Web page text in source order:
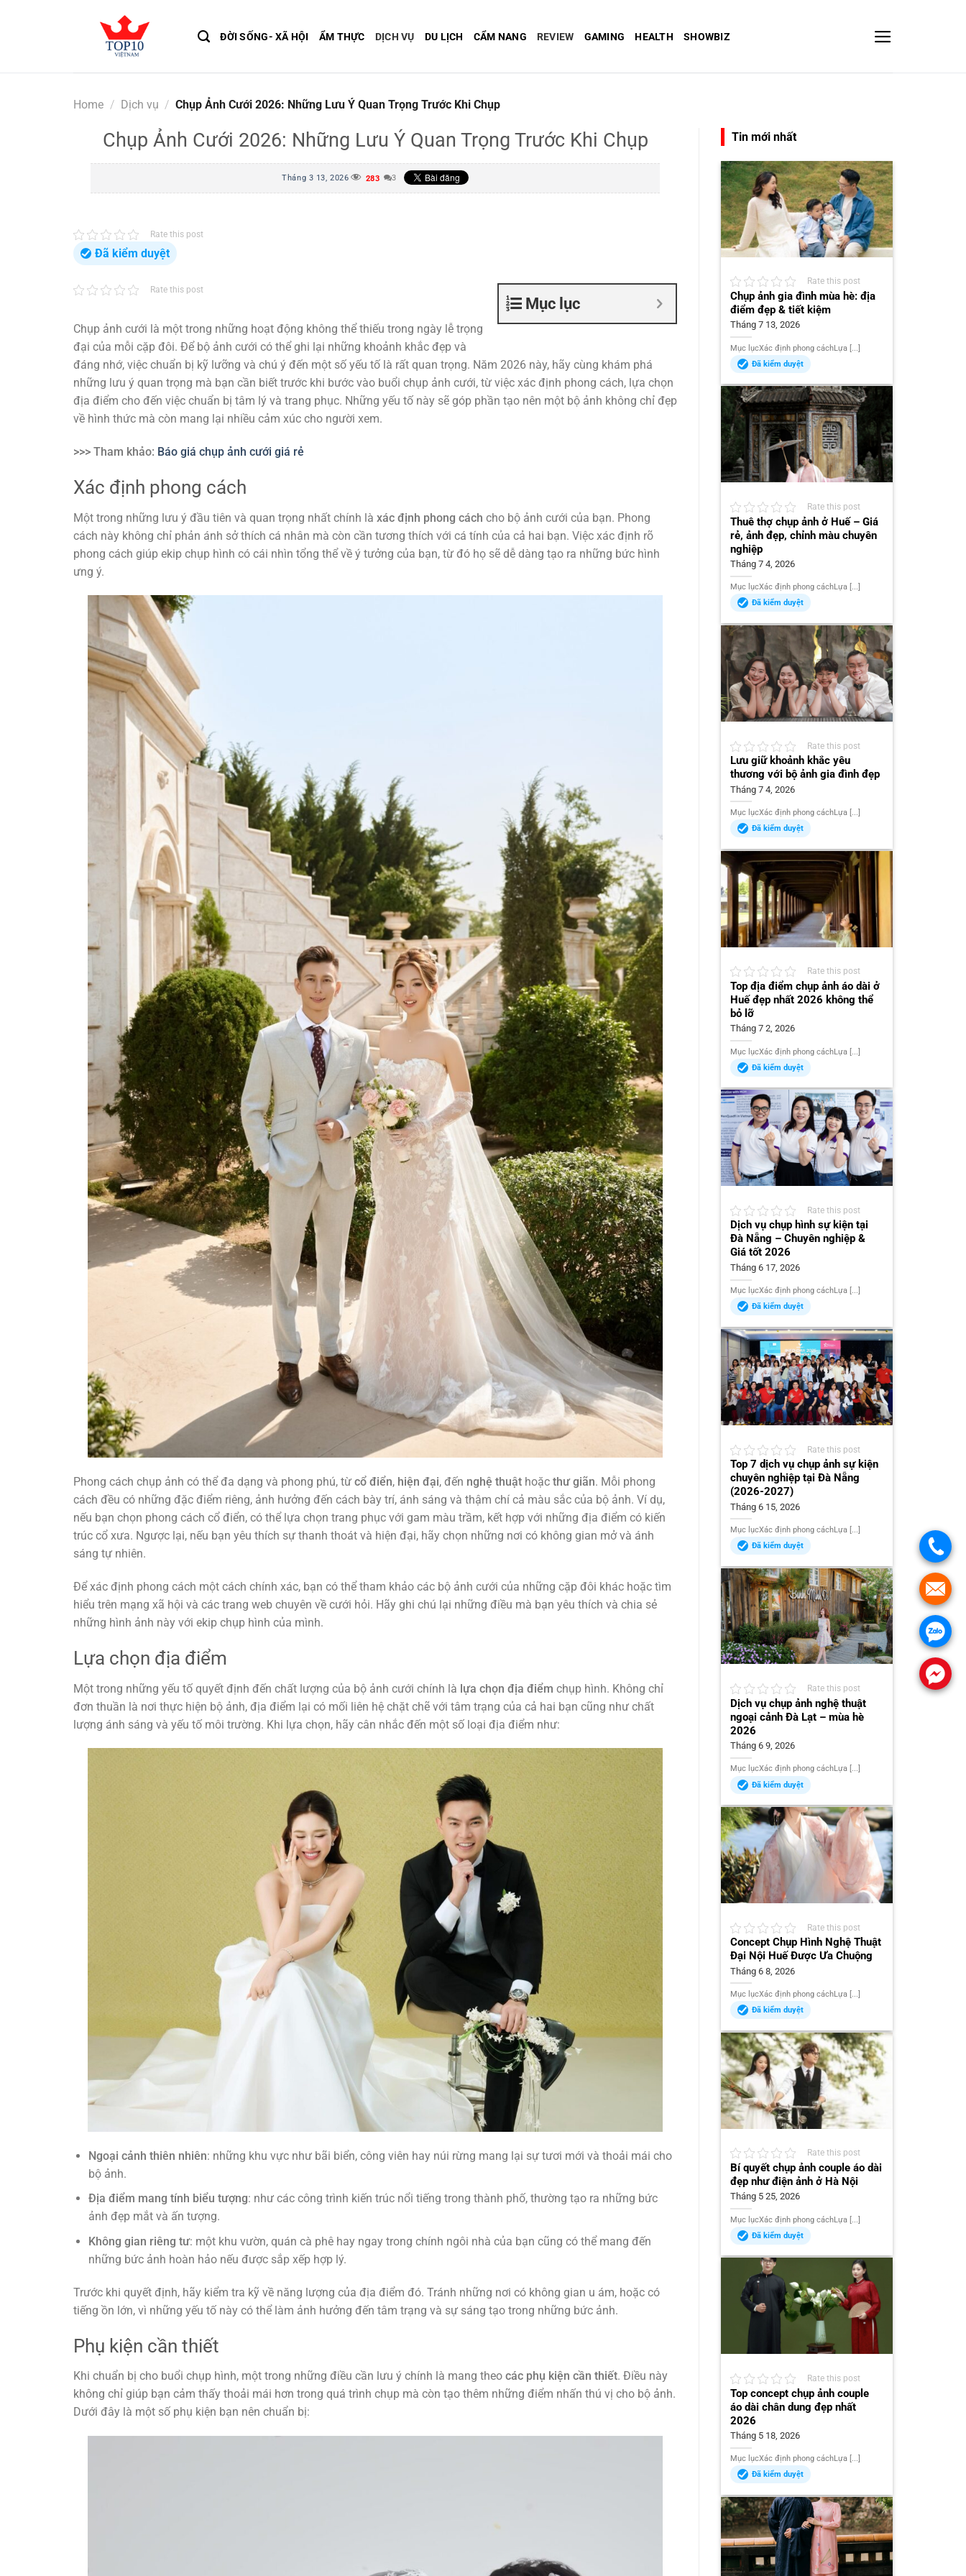
ĐỜI SỐNG- XÃ HỘI ẨM THỰC DỊCH VỤ DU LỊCH CẨM NANG REVIEW GAMING HEALTH SHOWBIZ
Home / Dịch vụ / Chụp Ảnh Cưới 2026: Những Lưu Ý Quan Trọng Trước Khi Chụp
Chụp Ảnh Cưới 2026: Những Lưu Ý Quan Trọng Trước Khi Chụp
Tháng 3 13, 2026 283 3
Rate this post
Đã kiểm duyệt
Mục lục
Rate this post
Chụp ảnh cưới là một trong những hoạt động không thể thiếu trong ngày lễ trọng
đại của mỗi cặp đôi. Để bộ ảnh cưới có thể ghi lại những khoảnh khắc đẹp và
đáng nhớ, việc chuẩn bị kỹ lưỡng và chú ý đến một số yếu tố là rất quan trọng. Năm 2026 này, hãy cùng khám phá
những lưu ý quan trọng mà bạn cần biết trước khi bước vào buổi chụp ảnh cưới, từ việc xác định phong cách, lựa chọn
địa điểm cho đến việc chuẩn bị tâm lý và trang phục. Những yếu tố này sẽ góp phần tạo nên một bộ ảnh không chỉ đẹp
về hình thức mà còn mang lại nhiều cảm xúc cho người xem.
>>> Tham khảo: Báo giá chụp ảnh cưới giá rẻ
Xác định phong cách
Một trong những lưu ý đầu tiên và quan trọng nhất chính là xác định phong cách cho bộ ảnh cưới của bạn. Phong
cách này không chỉ phản ánh sở thích cá nhân mà còn cần tương thích với cá tính của cả hai bạn. Việc xác định rõ
phong cách giúp ekip chụp hình có cái nhìn tổng thể về ý tưởng của bạn, từ đó họ sẽ dễ dàng tạo ra những bức hình
ưng ý.
Phong cách chụp ảnh có thể đa dạng và phong phú, từ cổ điển, hiện đại, đến nghệ thuật hoặc thư giãn. Mỗi phong
cách đều có những đặc điểm riêng, ảnh hưởng đến cách bày trí, ánh sáng và thậm chí cả màu sắc của bộ ảnh. Ví dụ,
nếu bạn chọn phong cách cổ điển, có thể lựa chọn trang phục với gam màu trầm, kết hợp với những địa điểm có kiến
trúc cổ xưa. Ngược lại, nếu bạn yêu thích sự thanh thoát và hiện đại, hãy chọn những nơi có không gian mở và ánh
sáng tự nhiên.
Để xác định phong cách một cách chính xác, bạn có thể tham khảo các bộ ảnh cưới của những cặp đôi khác hoặc tìm
hiểu trên mạng xã hội và các trang web chuyên về cưới hỏi. Hãy ghi chú lại những điều mà bạn yêu thích và chia sẻ
những hình ảnh này với ekip chụp hình của mình.
Lựa chọn địa điểm
Một trong những yếu tố quyết định đến chất lượng của bộ ảnh cưới chính là lựa chọn địa điểm chụp hình. Không chỉ
đơn thuần là nơi thực hiện bộ ảnh, địa điểm lại có mối liên hệ chặt chẽ với tâm trạng của cả hai bạn cũng như chất
lượng ánh sáng và yếu tố môi trường. Khi lựa chọn, hãy cân nhắc đến một số loại địa điểm như:
Ngoại cảnh thiên nhiên: những khu vực như bãi biển, công viên hay núi rừng mang lại sự tươi mới và thoải mái cho
bộ ảnh.
Địa điểm mang tính biểu tượng: như các công trình kiến trúc nổi tiếng trong thành phố, thường tạo ra những bức
ảnh đẹp mắt và ấn tượng.
Không gian riêng tư: một khu vườn, quán cà phê hay ngay trong chính ngôi nhà của bạn cũng có thể mang đến
những bức ảnh hoàn hảo nếu được sắp xếp hợp lý.
Trước khi quyết định, hãy kiểm tra kỹ về năng lượng của địa điểm đó. Tránh những nơi có không gian u ám, hoặc có
tiếng ồn lớn, vì những yếu tố này có thể làm ảnh hưởng đến tâm trạng và sự sáng tạo trong những bức ảnh.
Phụ kiện cần thiết
Khi chuẩn bị cho buổi chụp hình, một trong những điều cần lưu ý chính là mang theo các phụ kiện cần thiết. Điều này
không chỉ giúp bạn cảm thấy thoải mái hơn trong quá trình chụp mà còn tạo thêm những điểm nhấn thú vị cho bộ ảnh.
Dưới đây là một số phụ kiện bạn nên chuẩn bị:
Tin mới nhất
Rate this post
Chụp ảnh gia đình mùa hè: địa
điểm đẹp & tiết kiệm
Tháng 7 13, 2026
Mục lụcXác định phong cáchLựa [...]
Đã kiểm duyệt
Rate this post
Thuê thợ chụp ảnh ở Huế – Giá
rẻ, ảnh đẹp, chỉnh màu chuyên
nghiệp
Tháng 7 4, 2026
Mục lụcXác định phong cáchLựa [...]
Đã kiểm duyệt
Rate this post
Lưu giữ khoảnh khắc yêu
thương với bộ ảnh gia đình đẹp
Tháng 7 4, 2026
Mục lụcXác định phong cáchLựa [...]
Đã kiểm duyệt
Rate this post
Top địa điểm chụp ảnh áo dài ở
Huế đẹp nhất 2026 không thể
bỏ lỡ
Tháng 7 2, 2026
Mục lụcXác định phong cáchLựa [...]
Đã kiểm duyệt
Rate this post
Dịch vụ chụp hình sự kiện tại
Đà Nẵng – Chuyên nghiệp &
Giá tốt 2026
Tháng 6 17, 2026
Mục lụcXác định phong cáchLựa [...]
Đã kiểm duyệt
Rate this post
Top 7 dịch vụ chụp ảnh sự kiện
chuyên nghiệp tại Đà Nẵng
(2026-2027)
Tháng 6 15, 2026
Mục lụcXác định phong cáchLựa [...]
Đã kiểm duyệt
Rate this post
Dịch vụ chụp ảnh nghệ thuật
ngoại cảnh Đà Lạt – mùa hè
2026
Tháng 6 9, 2026
Mục lụcXác định phong cáchLựa [...]
Đã kiểm duyệt
Rate this post
Concept Chụp Hình Nghệ Thuật
Đại Nội Huế Được Ưa Chuộng
Tháng 6 8, 2026
Mục lụcXác định phong cáchLựa [...]
Đã kiểm duyệt
Rate this post
Bí quyết chụp ảnh couple áo dài
đẹp như điện ảnh ở Hà Nội
Tháng 5 25, 2026
Mục lụcXác định phong cáchLựa [...]
Đã kiểm duyệt
Rate this post
Top concept chụp ảnh couple
áo dài chân dung đẹp nhất
2026
Tháng 5 18, 2026
Mục lụcXác định phong cáchLựa [...]
Đã kiểm duyệt